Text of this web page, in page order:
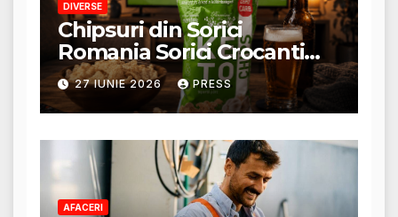
DIVERSE
Chipsuri din Sorici
Romania Sorici Crocanti
Magazin Online
27 IUNIE 2026 PRESS
AFACERI